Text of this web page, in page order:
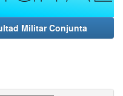
Militar Conjunta